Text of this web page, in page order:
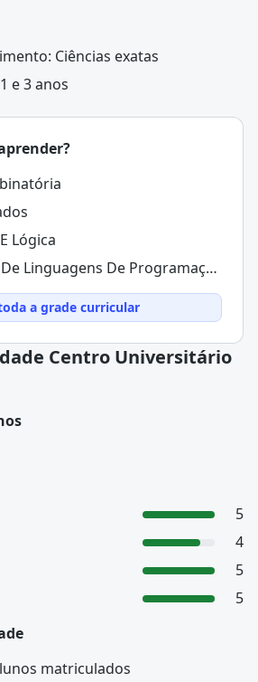
dados (os chamados big data).
Ciências exatas
e 3 anos
Lógica
Paradigmas De Linguagens De Programação Em Python
a grade curricular
Centro Universitário
5
4
5
5
matriculados